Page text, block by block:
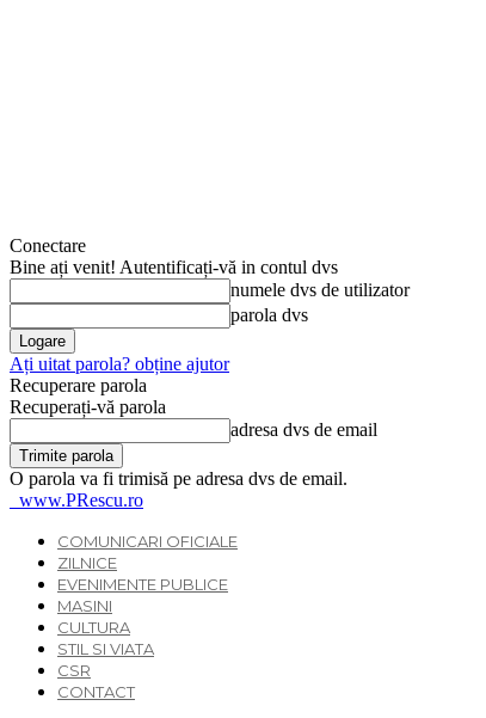
Conectare
Bine ați venit! Autentificați-vă in contul dvs
numele dvs de utilizator
parola dvs
Ați uitat parola? obține ajutor
Recuperare parola
Recuperați-vă parola
adresa dvs de email
O parola va fi trimisă pe adresa dvs de email.
www.PRescu.ro
COMUNICARI OFICIALE
ZILNICE
EVENIMENTE PUBLICE
MASINI
CULTURA
STIL SI VIATA
CSR
CONTACT